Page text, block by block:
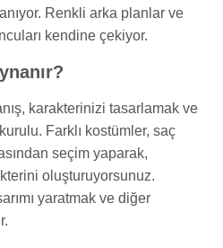
Renkli arka planlar ve
kendine çekiyor.
karakterinizi tasarlamak ve
Farklı kostümler, saç
seçim yaparak,
oluşturuyorsunuz.
yaratmak ve diğer